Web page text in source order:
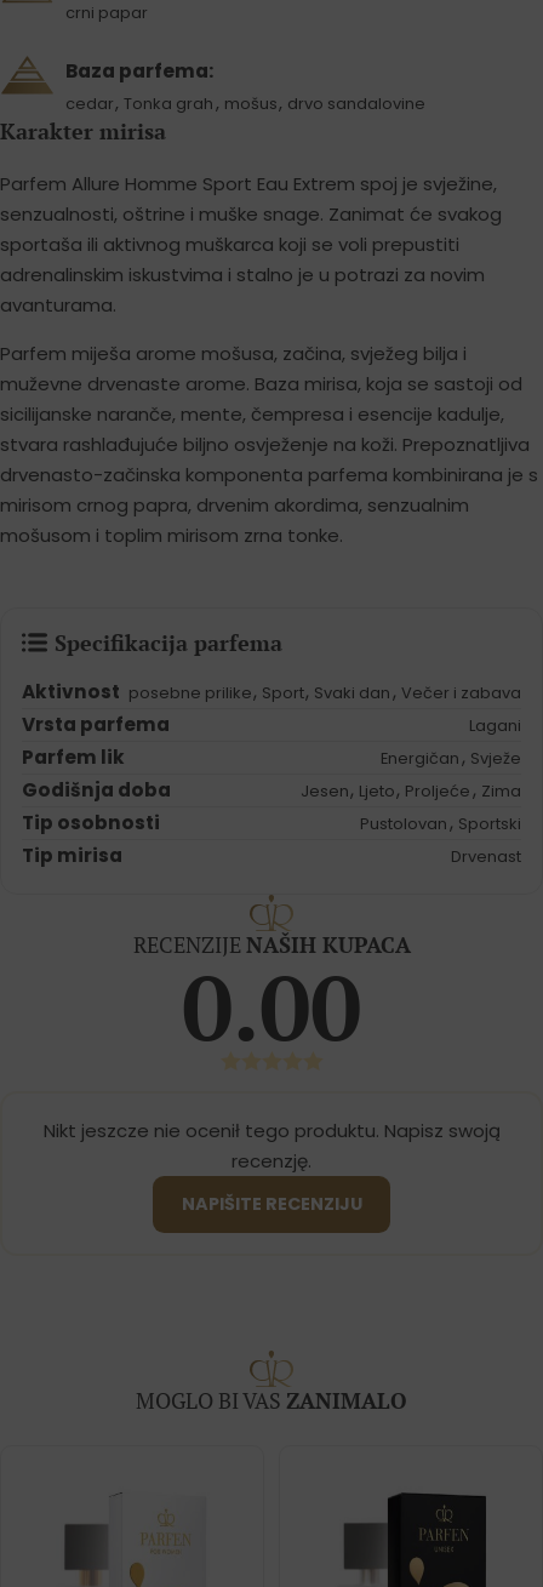
crni papar
Baza parfema:
cedar, Tonka grah , mošus, drvo sandalovine
Karakter mirisa
Parfem Allure Homme Sport Eau Extrem spoj je svježine,
senzualnosti, oštrine i muške snage. Zanimat će svakog
sportaša ili aktivnog muškarca koji se voli prepustiti
adrenalinskim iskustvima i stalno je u potrazi za novim
avanturama.
Parfem miješa arome mošusa, začina, svježeg bilja i
muževne drvenaste arome. Baza mirisa, koja se sastoji od
sicilijanske naranče, mente, čempresa i esencije kadulje,
stvara rashlađujuće biljno osvježenje na koži. Prepoznatljiva
drvenasto-začinska komponenta parfema kombinirana je s
mirisom crnog papra, drvenim akordima, senzualnim
mošusom i toplim mirisom zrna tonke.
Specifikacija parfema
Aktivnost posebne prilike, Sport, Svaki dan , Večer i zabava
Vrsta parfema Lagani
Parfem lik Energičan , Svježe
Godišnja doba Jesen, Ljeto, Proljeće , Zima
Tip osobnosti Pustolovan , Sportski
Tip mirisa Drvenast
RECENZIJE NAŠIH KUPACA
0.00
Nikt jeszcze nie ocenił tego produktu. Napisz swoją
recenzję.
NAPIŠITE RECENZIJU
MOGLO BI VAS ZANIMALO